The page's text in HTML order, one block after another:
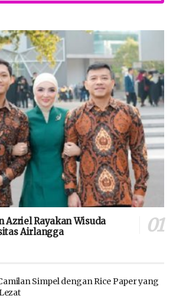
Azriel Rayakan Wisuda
Airlangga
Simpel dengan Rice Paper yang